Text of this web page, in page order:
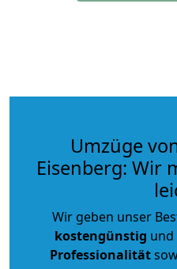
Umzüge
Eisenberg: Wir
Wir geben unser
kostengünstig und
Professionalität